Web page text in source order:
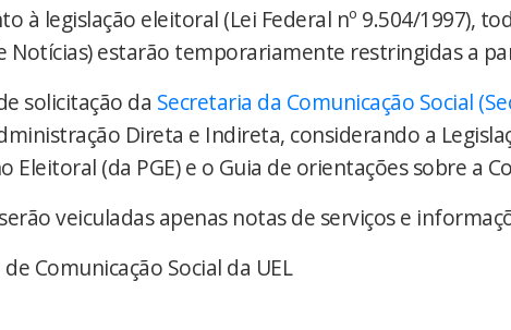
à legislação eleitoral (Lei Federal nº 9.504/1997),
Notícias) estarão temporariamente restringidas a
solicitação da Secretaria da Comunicação Social
Direta e Indireta, considerando a
Eleitoral (da PGE) e o Guia de orientações sobre a
veiculadas apenas notas de serviços e
Comunicação Social da UEL